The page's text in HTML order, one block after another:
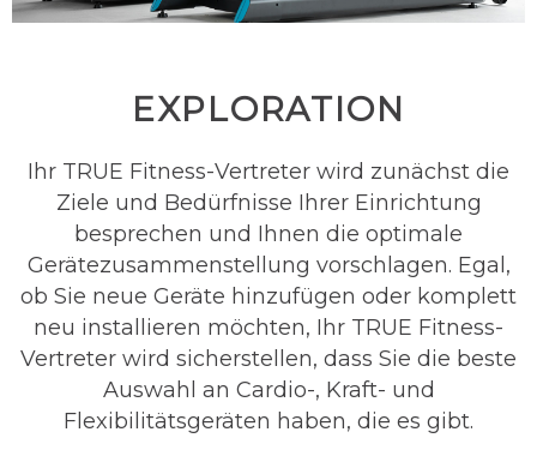
EXPLORATION
Ihr TRUE Fitness-Vertreter wird zunächst die
Ziele und Bedürfnisse Ihrer Einrichtung
besprechen und Ihnen die optimale
Gerätezusammenstellung vorschlagen. Egal,
ob Sie neue Geräte hinzufügen oder komplett
neu installieren möchten, Ihr TRUE Fitness-
Vertreter wird sicherstellen, dass Sie die beste
Auswahl an Cardio-, Kraft- und
Flexibilitätsgeräten haben, die es gibt.